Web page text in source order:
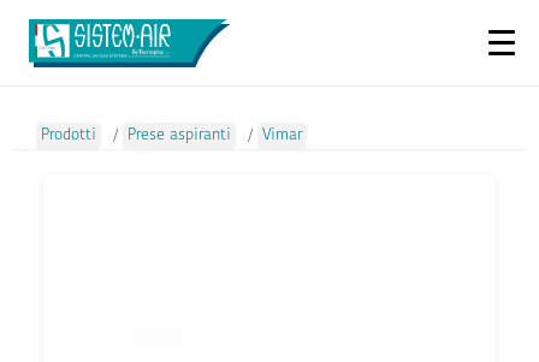
Prodotti / Prese aspiranti / Vimar